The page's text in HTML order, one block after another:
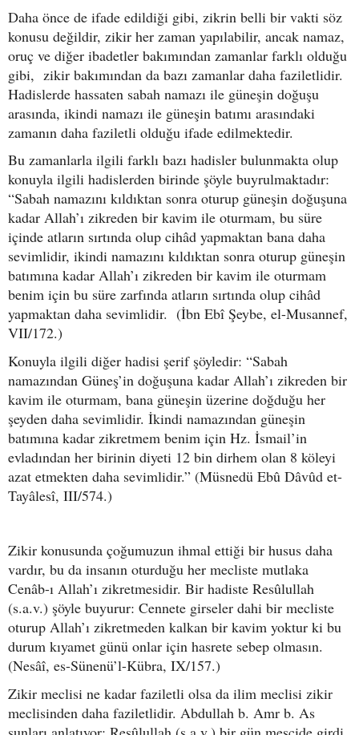
Daha önce de ifade edildiği gibi, zikrin belli bir vakti söz
konusu değildir, zikir her zaman yapılabilir, ancak namaz,
oruç ve diğer ibadetler bakımından zamanlar farklı olduğu
gibi, zikir bakımından da bazı zamanlar daha faziletlidir.
Hadislerde hassaten sabah namazı ile güneşin doğuşu
arasında, ikindi namazı ile güneşin batımı arasındaki
zamanın daha faziletli olduğu ifade edilmektedir.
Bu zamanlarla ilgili farklı bazı hadisler bulunmakta olup
konuyla ilgili hadislerden birinde şöyle buyrulmaktadır:
“Sabah namazını kıldıktan sonra oturup güneşin doğuşuna
kadar Allah’ı zikreden bir kavim ile oturmam, bu süre
içinde atların sırtında olup cihâd yapmaktan bana daha
sevimlidir, ikindi namazını kıldıktan sonra oturup güneşin
batımına kadar Allah’ı zikreden bir kavim ile oturmam
benim için bu süre zarfında atların sırtında olup cihâd
yapmaktan daha sevimlidir. (İbn Ebî Şeybe, el-Musannef,
VII/172.)
Konuyla ilgili diğer hadisi şerif şöyledir: “Sabah
namazından Güneş’in doğuşuna kadar Allah’ı zikreden bir
kavim ile oturmam, bana güneşin üzerine doğduğu her
şeyden daha sevimlidir. İkindi namazından güneşin
batımına kadar zikretmem benim için Hz. İsmail’in
evladından her birinin diyeti 12 bin dirhem olan 8 köleyi
azat etmekten daha sevimlidir.” (Müsnedü Ebû Dâvûd et-
Tayâlesî, III/574.)
Zikir konusunda çoğumuzun ihmal ettiği bir husus daha
vardır, bu da insanın oturduğu her mecliste mutlaka
Cenâb-ı Allah’ı zikretmesidir. Bir hadiste Resûlullah
(s.a.v.) şöyle buyurur: Cennete girseler dahi bir mecliste
oturup Allah’ı zikretmeden kalkan bir kavim yoktur ki bu
durum kıyamet günü onlar için hasrete sebep olmasın.
(Nesâî, es-Sünenü’l-Kübra, IX/157.)
Zikir meclisi ne kadar faziletli olsa da ilim meclisi zikir
meclisinden daha faziletlidir. Abdullah b. Amr b. As